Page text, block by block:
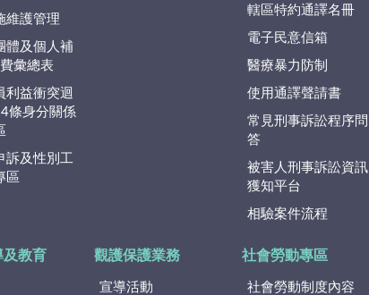
維護管理
體及個人補
彙總表
利益衝突迴
條身分關係
訴及性別工
區
轄區特約通譯名冊
電子民意信箱
醫療暴力防制
使用通譯聲請書
常見刑事訴訟程序問
答
被害人刑事訴訟資訊
獲知平台
相驗案件流程
及教育 觀護保護業務
宣導活動
社會勞動專區
社會勞動制度內容